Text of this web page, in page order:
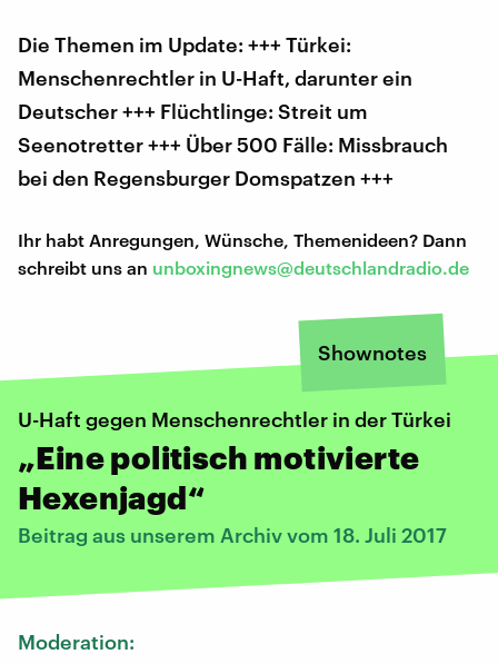
Die Themen im Update: +++ Türkei:
Menschenrechtler in U-Haft, darunter ein
Deutscher +++ Flüchtlinge: Streit um
Seenotretter +++ Über 500 Fälle: Missbrauch
bei den Regensburger Domspatzen +++
Ihr habt Anregungen, Wünsche, Themenideen? Dann
schreibt uns an unboxingnews@deutschlandradio.de
Shownotes
U-Haft gegen Menschenrechtler in der Türkei
„Eine politisch motivierte
Hexenjagd“
Beitrag aus unserem Archiv vom 18. Juli 2017
Moderation: